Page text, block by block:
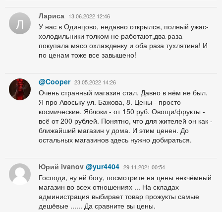
Л Лариса 13.06.2022 12:46
У нас в Одинцово, недавно открылся, полный ужас-
холодильники толком не работают,два раза
покупала мясо охлажденку и оба раза тухлятина! И
по ценам тоже все завышено!
@Cooper 23.05.2022 14:26
Очень странный магазин стал. Давно в нём не был.
Я про Авоську ул. Бажова, 8. Цены - просто
космические. Яблоки - от 150 руб. Овощи/фрукты -
всё от 200 рублей. Понятно, что для жителей он как -
ближайший магазин у дома. И этим ценен. До
остальных магазинов здесь нужно добираться.
Юрий ivanov @yur4404 29.11.2021 00:54
Господи, ну ей богу, посмотрите на цены некчёмный
магазин во всех отношениях ... На складах
администрация выбирает товар прожукты самые
дешёвые ...... Да сравните вы цены.